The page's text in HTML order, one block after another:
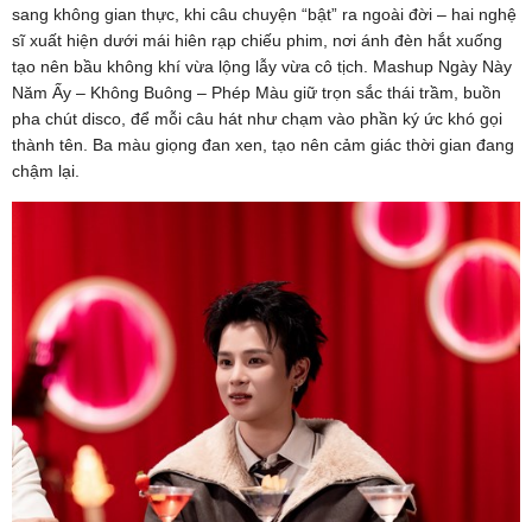
sang không gian thực, khi câu chuyện “bật” ra ngoài đời – hai nghệ
sĩ xuất hiện dưới mái hiên rạp chiếu phim, nơi ánh đèn hắt xuống
tạo nên bầu không khí vừa lộng lẫy vừa cô tịch. Mashup Ngày Này
Năm Ấy – Không Buông – Phép Màu giữ trọn sắc thái trầm, buồn
pha chút disco, để mỗi câu hát như chạm vào phần ký ức khó gọi
thành tên. Ba màu giọng đan xen, tạo nên cảm giác thời gian đang
chậm lại.